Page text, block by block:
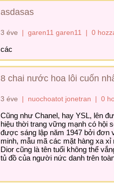
asdasas
3 éve | garen11 garen11 | 0
các
8 chai nước hoa lôi cuốn
3 éve | nuochoatot jonetran | 0
Cũng như Chanel, hay YSL, lên
hiệu thời trang vững mạnh có hội
được sáng lập năm 1947 bởi đơn
minh, mẫu mã các mặt hàng xa
Dior cũng là tên tuổi không thể
tủ đồ của người nức danh trên